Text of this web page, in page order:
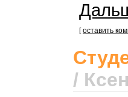
[оставить
/